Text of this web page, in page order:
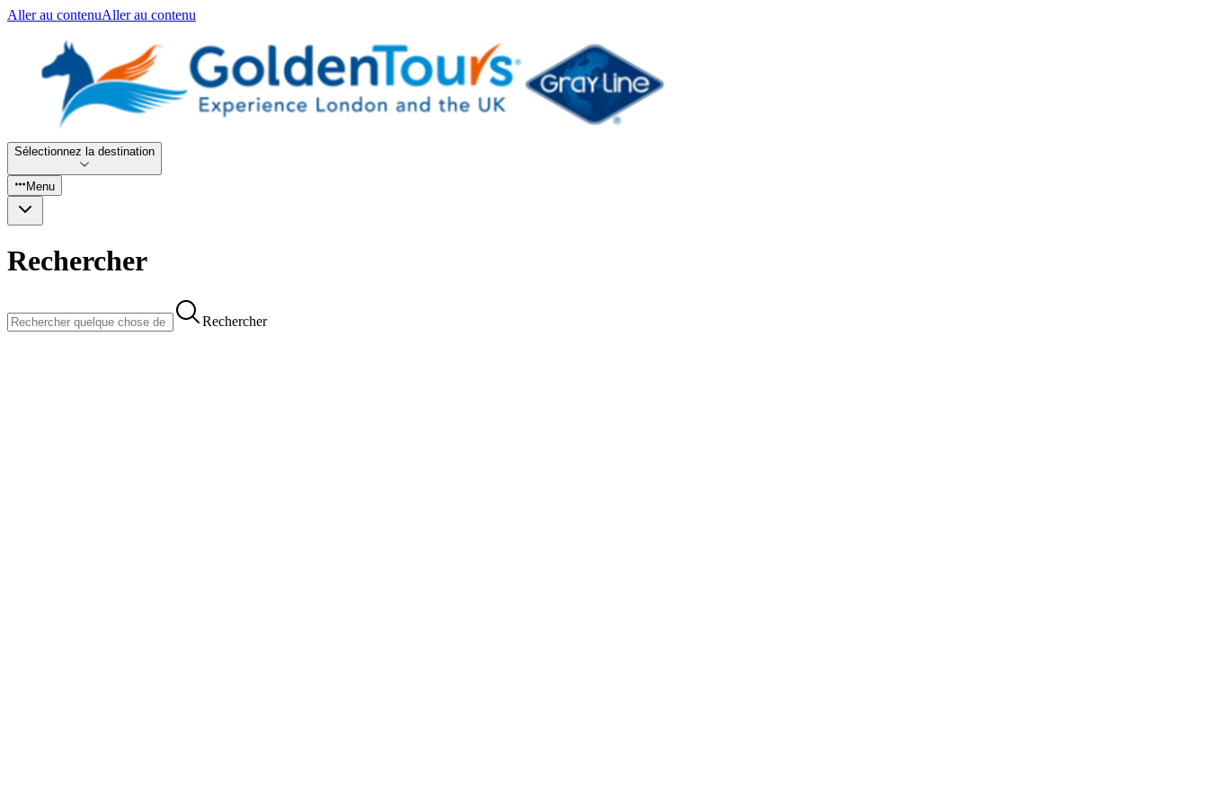
Aller au contenuAller au contenu
Sélectionnez la destination
Menu
Rechercher
Rechercher